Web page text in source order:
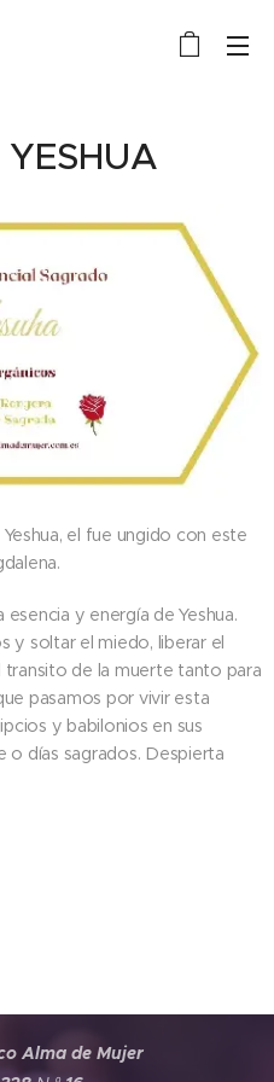
el fue ungido con este
y energía de Yeshua.
y soltar el miedo, liberar el
transito de la muerte tanto para
pasamos por vivir esta
y babilonios en sus
o días sagrados. Despierta
Alma de Mujer